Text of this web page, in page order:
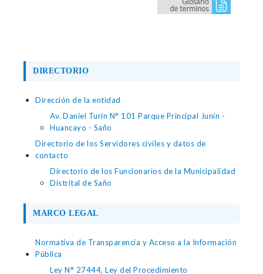
DIRECTORIO
Dirección de la entidad
Av. Daniel Turin N° 101 Parque Principal Junín -
Huancayo - Saño
Directorio de los Servidores civiles y datos de
contacto
Directorio de los Funcionarios de la Municipalidad
Distrital de Saño
MARCO LEGAL
Normativa de Transparencia y Acceso a la Información
Pública
Ley N° 27444, Ley del Procedimiento